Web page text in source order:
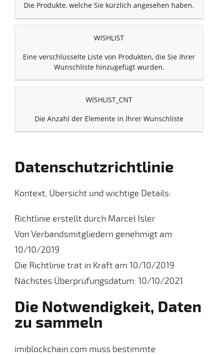
Die Produkte, welche Sie kürzlich angesehen haben.
WISHLIST
Eine verschlüsselte Liste von Produkten, die Sie Ihrer
Wunschliste hinzugefügt wurden.
WISHLIST_CNT
Die Anzahl der Elemente in Ihrer Wunschliste
Datenschutzrichtlinie
Kontext, Übersicht und wichtige Details:
Richtlinie erstellt durch Marcel Isler
Von Verbandsmitgliedern genehmigt am
10/10/2019
Die Richtlinie trat in Kraft am 10/10/2019
Nächstes Überprüfungsdatum: 10/10/2021
Die Notwendigkeit, Daten
zu sammeln
imiblockchain.com muss bestimmte